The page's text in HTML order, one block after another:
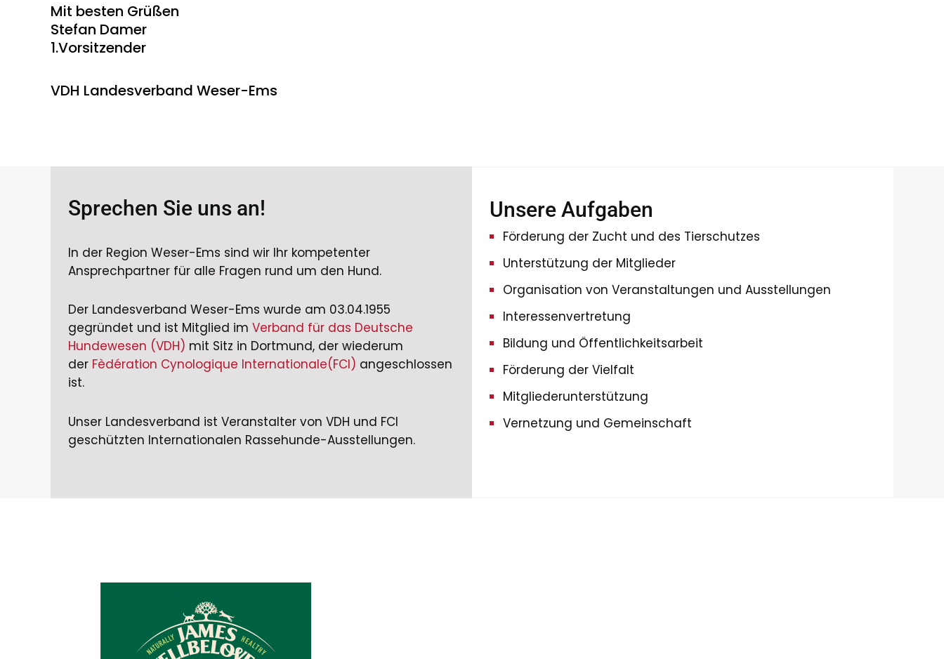
Mit besten Grüßen
Stefan Damer
1.Vorsitzender
VDH Landesverband Weser-Ems
Sprechen Sie uns an!
In der Region Weser-Ems sind wir Ihr kompetenter
Ansprechpartner für alle Fragen rund um den Hund.
Der Landesverband Weser-Ems wurde am 03.04.1955
gegründet und ist Mitglied im Verband für das Deutsche
Hundewesen (VDH) mit Sitz in Dortmund, der wiederum
der Fèdération Cynologique Internationale(FCI) angeschlossen
ist.
Unser Landesverband ist Veranstalter von VDH und FCI
geschützten Internationalen Rassehunde-Ausstellungen.
Unsere Aufgaben
Förderung der Zucht und des Tierschutzes
Unterstützung der Mitglieder
Organisation von Veranstaltungen und Ausstellungen
Interessenvertretung
Bildung und Öffentlichkeitsarbeit
Förderung der Vielfalt
Mitgliederunterstützung
Vernetzung und Gemeinschaft